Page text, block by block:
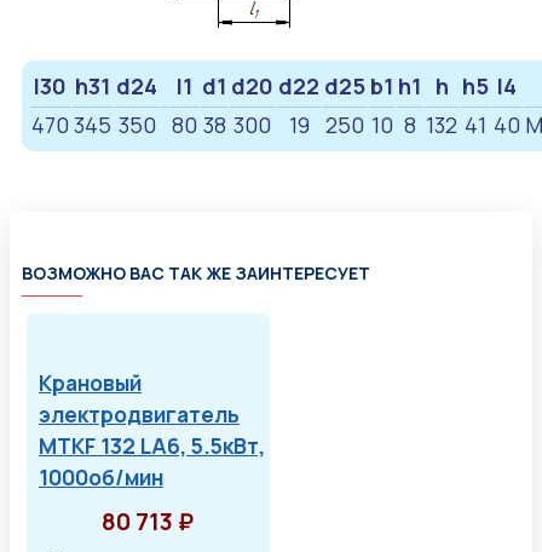
l30 h31 d24 l1 d1 d20 d22 d25 b1 h1 h h5 l4
470 345 350 80 38 300 19 250 10 8 132 41 40
ВОЗМОЖНО ВАС ТАК ЖЕ ЗАИНТЕРЕСУЕТ
Крановый
электродвигатель
MTKF 132 LA6, 5.5кВт,
1000об/мин
80 713 ₽